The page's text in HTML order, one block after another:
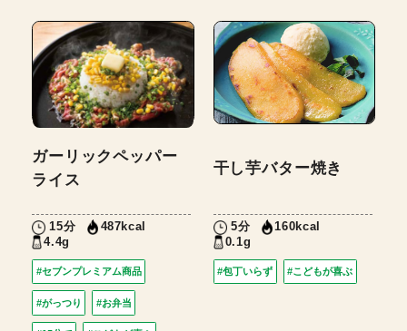
ガーリックペッパー
ライス
15分
487kcal
4.4g
#セブンプレミアム商品
#がっつり #お弁当
干し芋バター焼き
5分
160kcal
0.1g
#包丁いらず #こどもが喜ぶ